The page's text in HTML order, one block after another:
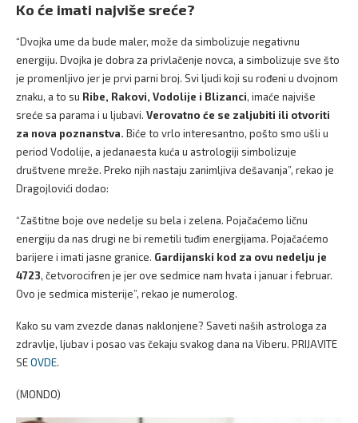
Ko će imati najviše sreće?
“Dvojka ume da bude maler, može da simbolizuje negativnu
energiju. Dvojka je dobra za privlačenje novca, a simbolizuje sve što
je promenljivo jer je prvi parni broj. Svi ljudi koji su rođeni u dvojnom
znaku, a to su Ribe, Rakovi, Vodolije i Blizanci, imaće najviše
sreće sa parama i u ljubavi. Verovatno će se zaljubiti ili otvoriti
za nova poznanstva. Biće to vrlo interesantno, pošto smo ušli u
period Vodolije, a jedanaesta kuća u astrologiji simbolizuje
društvene mreže. Preko njih nastaju zanimljiva dešavanja”, rekao je
Dragojlovići dodao:
“Zaštitne boje ove nedelje su bela i zelena. Pojačaćemo ličnu
energiju da nas drugi ne bi remetili tuđim energijama. Pojačaćemo
barijere i imati jasne granice. Gardijanski kod za ovu nedelju je
4723, četvorocifren je jer ove sedmice nam hvata i januar i februar.
Ovo je sedmica misterije”, rekao je numerolog.
Kako su vam zvezde danas naklonjene? Saveti naših astrologa za
zdravlje, ljubav i posao vas čekaju svakog dana na Viberu. PRIJAVITE
SEOVDE.
(MONDO)